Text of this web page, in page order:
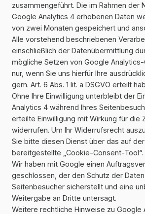
zusammengeführt. Die im Rahmen der
Google Analytics 4 erhobenen Daten
von zwei Monaten gespeichert und
Alle vorstehend beschriebenen
einschließlich der Datenübermittlung
mögliche Setzen von Google
nur, wenn Sie uns hierfür Ihre
gem. Art. 6 Abs. 1 lit. a DSGVO erteilt
Ohne Ihre Einwilligung unterbleibt der
Analytics 4 während Ihres
erteilte Einwilligung mit Wirkung für die
widerrufen. Um Ihr Widerrufsrecht
Sie bitte diesen Dienst über das auf
bereitgestellte „Cookie-Consent-Tool“.
Wir haben mit Google einen
geschlossen, der den Schutz der
Seitenbesucher sicherstellt und eine
Weitergabe an Dritte untersagt.
Weitere rechtliche Hinweise zu Google